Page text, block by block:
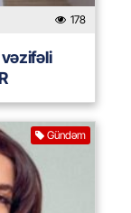
178
Gündəm